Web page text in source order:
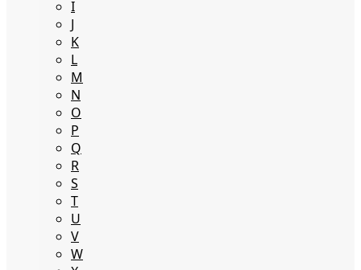
I
J
K
L
M
N
O
P
Q
R
S
T
U
V
W